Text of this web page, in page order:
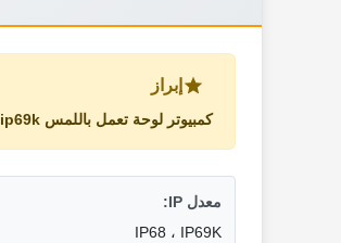
إبراز
كمبيوتر لوحة تعمل باللمس ip69k
معدل IP:
IP68 ، IP69K